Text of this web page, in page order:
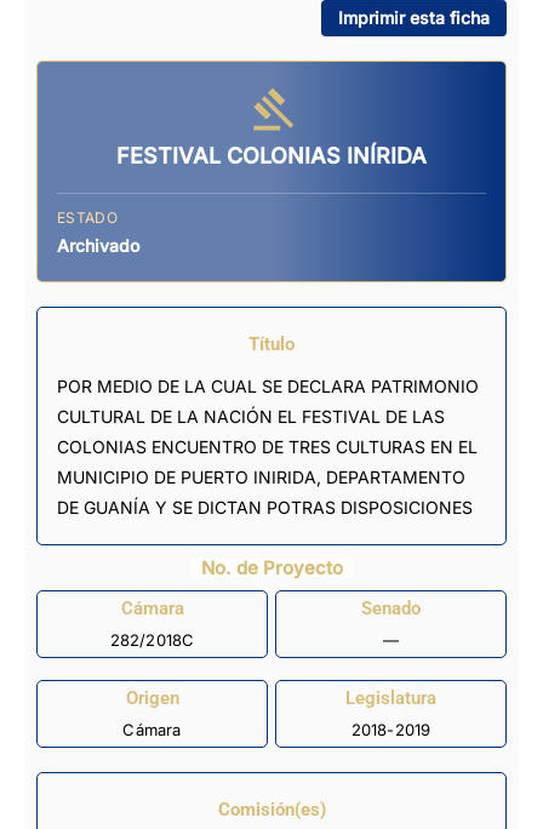
Imprimir esta ficha
FESTIVAL COLONIAS INÍRIDA
ESTADO
Archivado
Título
POR MEDIO DE LA CUAL SE DECLARA PATRIMONIO
CULTURAL DE LA NACIÓN EL FESTIVAL DE LAS
COLONIAS ENCUENTRO DE TRES CULTURAS EN EL
MUNICIPIO DE PUERTO INIRIDA, DEPARTAMENTO
DE GUANÍA Y SE DICTAN POTRAS DISPOSICIONES
No. de Proyecto
Cámara
282/2018C
Senado
—
Origen
Cámara
Legislatura
2018-2019
Comisión(es)